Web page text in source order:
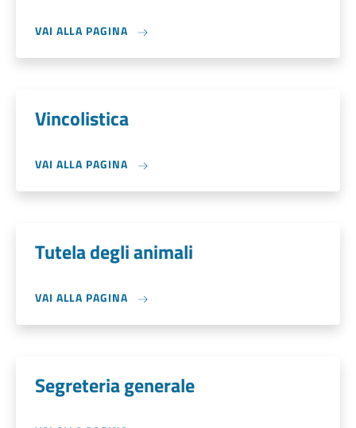
VAI ALLA PAGINA
Vincolistica
VAI ALLA PAGINA
Tutela degli animali
VAI ALLA PAGINA
Segreteria generale